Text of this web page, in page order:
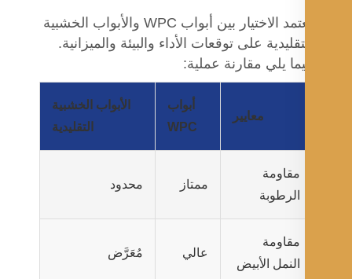
يعتمد الاختيار بين أبواب WPC والأبواب الخشبية
على توقعات الأداء والبيئة والميزانية.
يلي مقارنة عملية:
WPC
الأبواب الخشبية
محدود
النمل الأبيض
مُعَرَّض